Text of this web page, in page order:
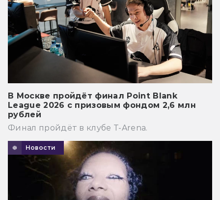
В Москве пройдёт финал Point Blank
League 2026 с призовым фондом 2,6 млн
рублей
Финал пройдёт в клубе T-Arena.
Новости